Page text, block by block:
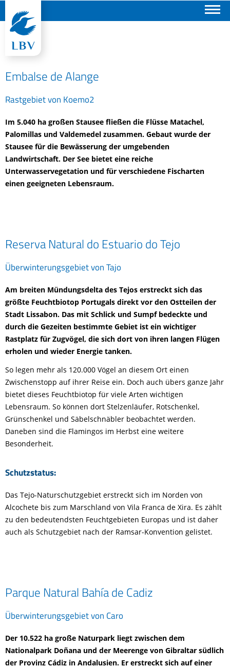
Embalse de Alange
Rastgebiet von Koemo2
Im 5.040 ha großen Stausee fließen die Flüsse Matachel,
Palomillas und Valdemedel zusammen. Gebaut wurde der
Stausee für die Bewässerung der umgebenden
Landwirtschaft. Der See bietet eine reiche
Unterwasservegetation und für verschiedene Fischarten
einen geeigneten Lebensraum.
Reserva Natural do Estuario do Tejo
Überwinterungsgebiet von Tajo
Am breiten Mündungsdelta des Tejos erstreckt sich das
größte Feuchtbiotop Portugals direkt vor den Ostteilen der
Stadt Lissabon. Das mit Schlick und Sumpf bedeckte und
durch die Gezeiten bestimmte Gebiet ist ein wichtiger
Rastplatz für Zugvögel, die sich dort von ihren langen Flügen
erholen und wieder Energie tanken.
So legen mehr als 120.000 Vögel an diesem Ort einen
Zwischenstopp auf ihrer Reise ein. Doch auch übers ganze Jahr
bietet dieses Feuchtbiotop für viele Arten wichtigen
Lebensraum. So können dort Stelzenläufer, Rotschenkel,
Grünschenkel und Säbelschnäbler beobachtet werden.
Daneben sind die Flamingos im Herbst eine weitere
Besonderheit.
Schutzstatus:
Das Tejo-Naturschutzgebiet erstreckt sich im Norden von
Alcochete bis zum Marschland von Vila Franca de Xira. Es zählt
zu den bedeutendsten Feuchtgebieten Europas und ist daher
auch als Schutzgebiet nach der Ramsar-Konvention gelistet.
Parque Natural Bahía de Cadiz
Überwinterungsgebiet von Caro
Der 10.522 ha große Naturpark liegt zwischen dem
Nationalpark Doñana und der Meerenge von Gibraltar südlich
der Provinz Cádiz in Andalusien. Er erstreckt sich auf einer